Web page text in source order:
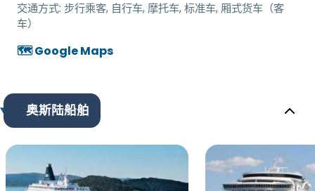
交通方式: 步行乘客, 自行车, 摩托车, 标准车, 厢式货车（客
车）
🗺️ Google Maps
奥斯陆船舶